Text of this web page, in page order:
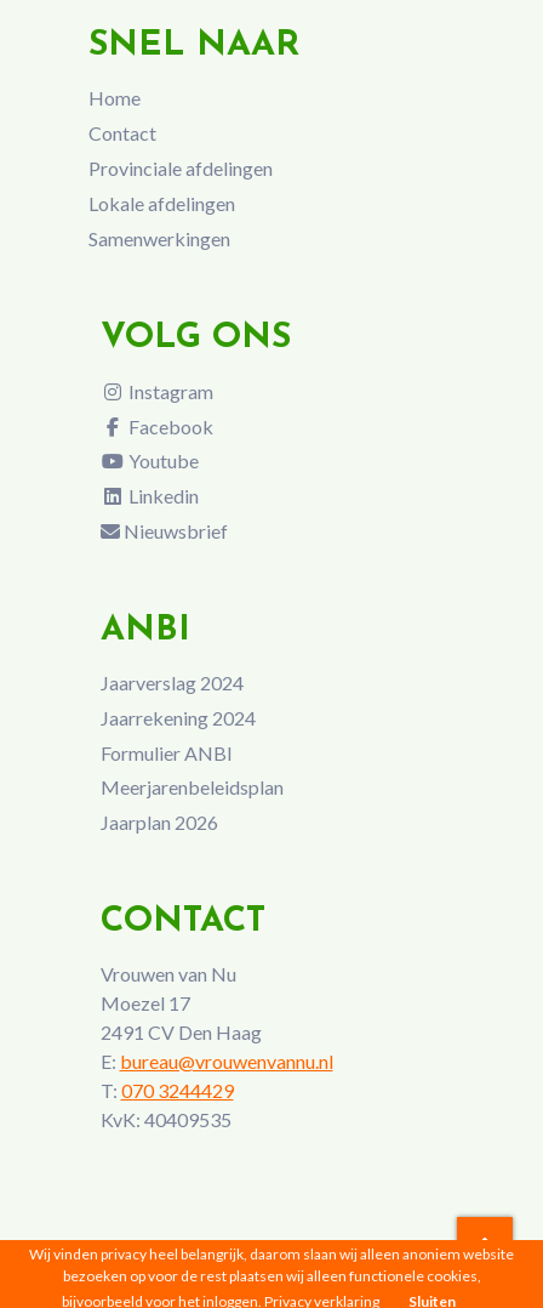
SNEL NAAR
Home
Contact
Provinciale afdelingen
Lokale afdelingen
Samenwerkingen
VOLG ONS
Instagram
Facebook
Youtube
Linkedin
Nieuwsbrief
ANBI
Jaarverslag 2024
Jaarrekening 2024
Formulier ANBI
Meerjarenbeleidsplan
Jaarplan 2026
CONTACT
Vrouwen van Nu
Moezel 17
2491 CV Den Haag
E: bureau@vrouwenvannu.nl
T: 070 3244429
KvK: 40409535
Vrouwen van Nu © 2026 |Privacyverklaring
Wij vinden privacy heel belangrijk, daarom slaan wij alleen anoniem website
bezoeken op voor de rest plaatsen wij alleen functionele cookies,
bijvoorbeeld voor het inloggen. Privacy verklaring Sluiten